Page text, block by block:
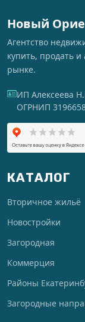
Новый
Агентство
купить, продать
рынке.
ИП Алексеева
ОГРНИП
КАТАЛОГ
Вторичное жильё
Новостройки
Загородная
Коммерция
Районы
Загородные